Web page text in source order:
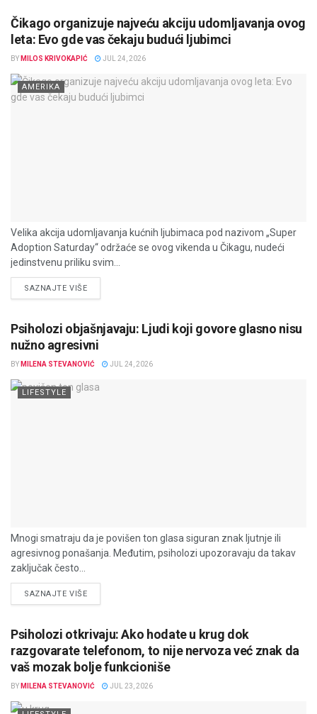
Čikago organizuje najveću akciju udomljavanja ovog
leta: Evo gde vas čekaju budući ljubimci
BY MILOS KRIVOKAPIĆ JUL 24, 2026
AMERIKA
Velika akcija udomljavanja kućnih ljubimaca pod nazivom „Super
Adoption Saturday“ održaće se ovog vikenda u Čikagu, nudeći
jedinstvenu priliku svim...
SAZNAJTE VIŠEDETAILS
Psiholozi objašnjavaju: Ljudi koji govore glasno nisu
nužno agresivni
BY MILENA STEVANOVIĆ JUL 24, 2026
LIFESTYLE
Mnogi smatraju da je povišen ton glasa siguran znak ljutnje ili
agresivnog ponašanja. Međutim, psiholozi upozoravaju da takav
zaključak često...
SAZNAJTE VIŠEDETAILS
Psiholozi otkrivaju: Ako hodate u krug dok
razgovarate telefonom, to nije nervoza već znak da
vaš mozak bolje funkcioniše
BY MILENA STEVANOVIĆ JUL 23, 2026